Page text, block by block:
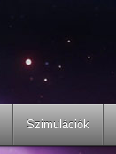
Szimulációk